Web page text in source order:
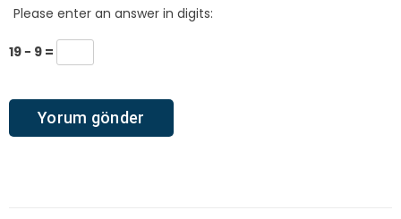
Please enter an answer in digits:
19 − 9 =